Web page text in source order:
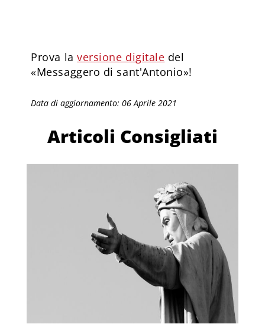
Prova laversione digitale del
«Messaggero di sant'Antonio»!
Data di aggiornamento: 06 Aprile 2021
Articoli Consigliati